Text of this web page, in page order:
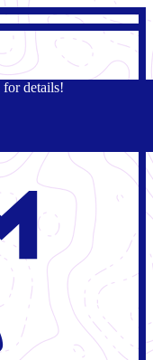
for details!